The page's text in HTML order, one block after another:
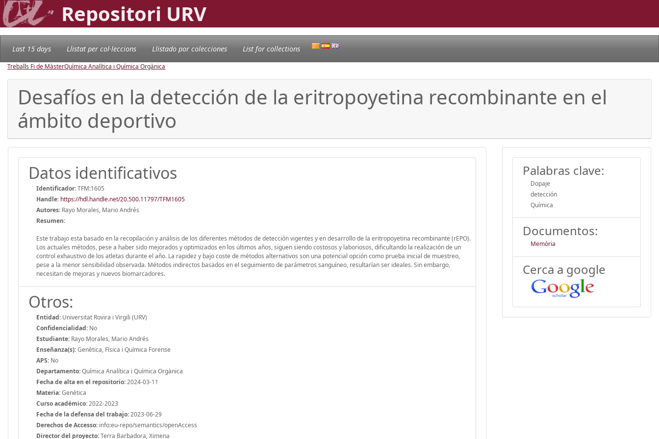
Repositori URV
Last 15 days Llistat per col·leccions Llistado por colecciones List for collections
Treballs Fi de MàsterQuímica Analítica i Química Orgànica
Desafíos en la detección de la eritropoyetina recombinante en el
ámbito deportivo
Datos identificativos
Identificador:TFM:1605
Handle: https://hdl.handle.net/20.500.11797/TFM1605
Autores: Rayo Morales, Mario Andrés
Resumen:
Este trabajo esta basado en la recopilación y análisis de los diferentes métodos de detección vigentes y en desarrollo de la eritropoyetina recombinante (rEPO).
Los actuales métodos, pese a haber sido mejorados y optimizados en los últimos años, siguen siendo costosos y laboriosos, dificultando la realización de un
control exhaustivo de los atletas durante el año. La rapidez y bajo coste de métodos alternativos son una potencial opción como prueba inicial de muestreo,
pese a la menor sensibilidad observada. Métodos indirectos basados en el seguimiento de parámetros sanguíneo, resultarían ser ideales. Sin embargo,
necesitan de mejoras y nuevos biomarcadores.
Otros:
Entidad: Universitat Rovira i Virgili (URV)
Confidencialidad: No
Estudiante: Rayo Morales, Mario Andrés
Enseñanza(s):Genètica, Física i Química Forense
APS: No
Departamento:Química Analítica i Química Orgànica
Fecha de alta en el repositorio:2024-03-11
Materia:Genètica
Curso académico:2022-2023
Fecha de la defensa del trabajo:2023-06-29
Derechos de Accesso: info:eu-repo/semantics/openAccess
Director del proyecto:Terra Barbadora, Ximena
Palabras clave:
Dopaje
detección
Química
Documentos:
Memòria
Cerca a google